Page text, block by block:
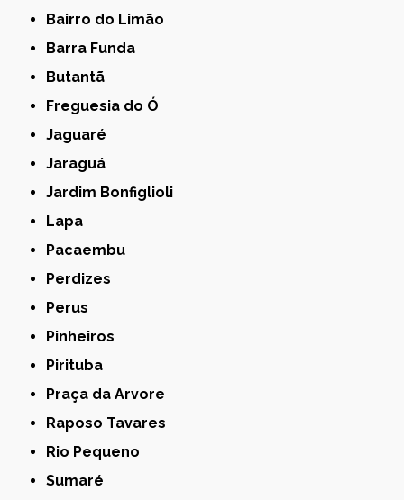
Bairro do Limão
Barra Funda
Butantã
Freguesia do Ó
Jaguaré
Jaraguá
Jardim Bonfiglioli
Lapa
Pacaembu
Perdizes
Perus
Pinheiros
Pirituba
Praça da Arvore
Raposo Tavares
Rio Pequeno
Sumaré